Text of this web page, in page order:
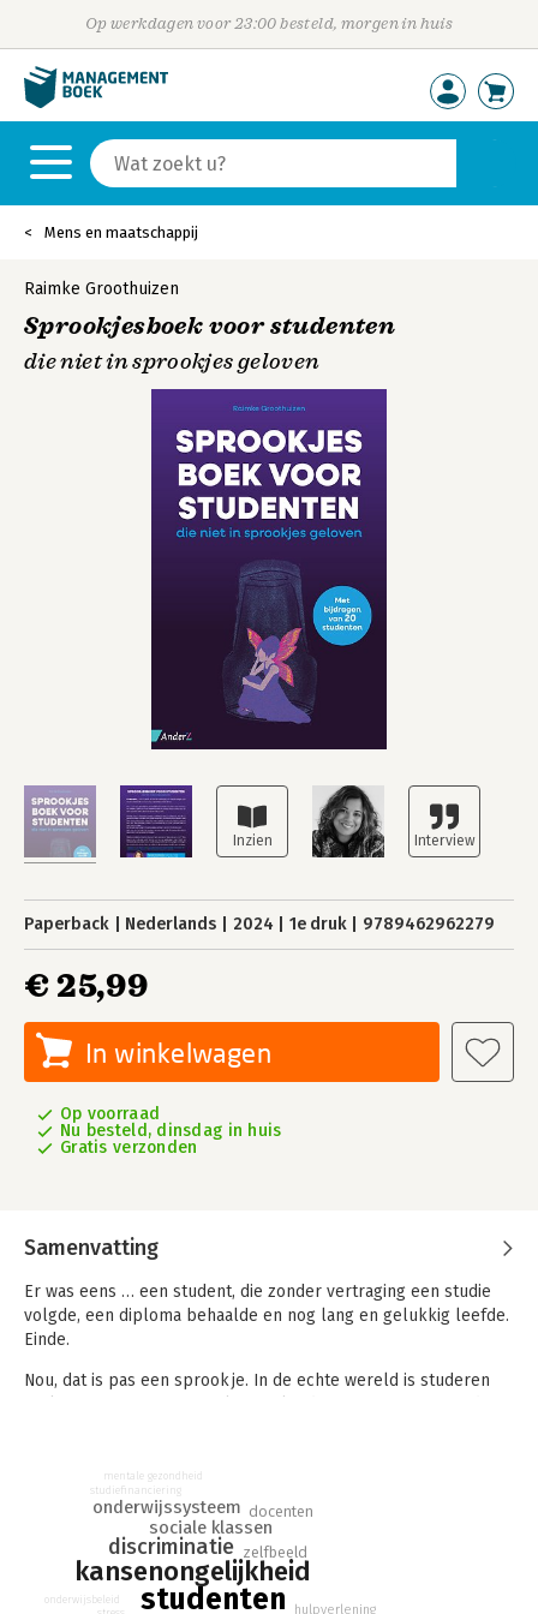
Op werkdagen voor 23:00 besteld, morgen in huis
Mens en maatschappij
Raimke Groothuizen
Sprookjesboek voor studenten
die niet in sprookjes geloven
Paperback Nederlands 2024 1e druk 9789462962279
€ 25,99
In winkelwagen
Op voorraad
Nu besteld, dinsdag in huis
Gratis verzonden
Samenvatting
Er was eens … een student, die zonder vertraging een studie
volgde, een diploma behaalde en nog lang en gelukkig leefde.
Einde.
Nou, dat is pas een sprookje. In de echte wereld is studeren
happy end.
Vergeet wat je op school geleerd is en laat je verwonderen
door de (levens)lessen die de studerende sprookjesfiguren in
dit boek op soms pijnlijke wijze leren. In twaalf verhalen maak
je kennis met ambitieuze studenten die om diverse redenen
studenten
kansenongelijkheid
discriminatie
sociale klassen
onderwijssysteem
zelfbeeld
docenten
hulpverlening
onderwijsbeleid
studiefinanciering
mentale gezondheid